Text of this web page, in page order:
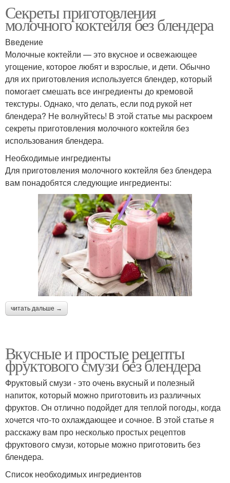
Секреты приготовления
молочного коктейля без блендера
Введение
Молочные коктейли — это вкусное и освежающее
угощение, которое любят и взрослые, и дети. Обычно
для их приготовления используется блендер, который
помогает смешать все ингредиенты до кремовой
текстуры. Однако, что делать, если под рукой нет
блендера? Не волнуйтесь! В этой статье мы раскроем
секреты приготовления молочного коктейля без
использования блендера.
Необходимые ингредиенты
Для приготовления молочного коктейля без блендера
вам понадобятся следующие ингредиенты:
читать дальше →
Вкусные и простые рецепты
фруктового смузи без блендера
Фруктовый смузи - это очень вкусный и полезный
напиток, который можно приготовить из различных
фруктов. Он отлично подойдет для теплой погоды, когда
хочется что-то охлаждающее и сочное. В этой статье я
расскажу вам про несколько простых рецептов
фруктового смузи, которые можно приготовить без
блендера.
Список необходимых ингредиентов